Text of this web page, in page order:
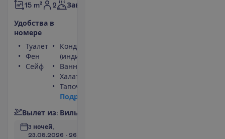
15 m² 2 Завтраки
Удобства в
номере
Туалет
Фен
Сейф
Кондиционер
(индивидуальный)
Ванна или душ
Халат
Тапочки
Подр
Вылет из: Виль
3 ночей,
23.08.2026 - 26.08.2026